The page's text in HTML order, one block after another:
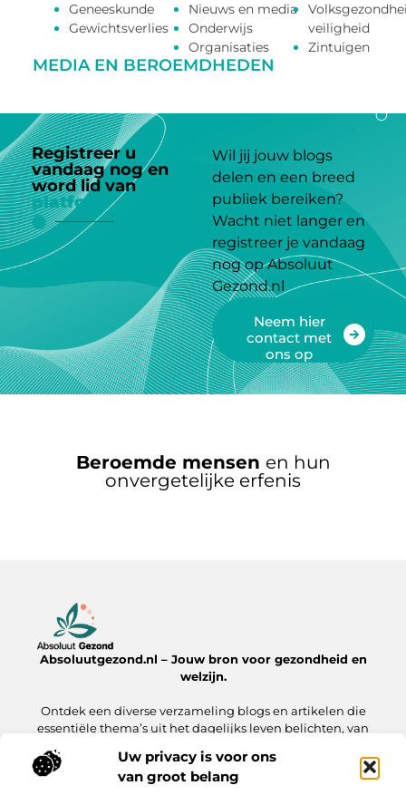
Uw privacy is voor ons
van groot belang
Geneeskunde
Gewichtsverlies
Nieuws en media
Onderwijs
Organisaties
veiligheid
Zintuigen
MEDIA EN BEROEMDHEDEN
Registreer u
vandaag nog en
word lid van
platform
Wil jij jouw blogs
delen en een breed
publiek bereiken?
Wacht niet langer en
registreer je vandaag
nog op Absoluut
Gezond.nl
Neem hier
contact met
ons op
Beroemde mensen en hun
onvergetelijke erfenis
Absoluutgezond.nl – Jouw bron voor gezondheid en
welzijn.
Ontdek een diverse verzameling blogs en artikelen die
essentiële thema’s uit het dagelijks leven belichten, van